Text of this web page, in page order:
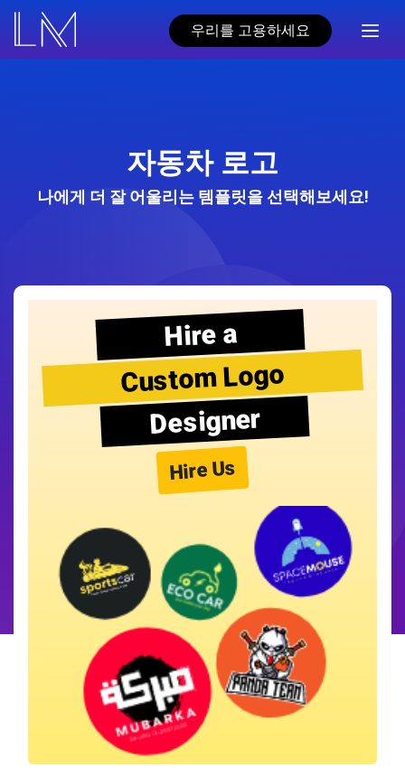
우리를 고용하세요
자동차 로고
나에게 더 잘 어울리는 템플릿을 선택해보세요!
Hire a
Custom Logo
Designer
Hire Us